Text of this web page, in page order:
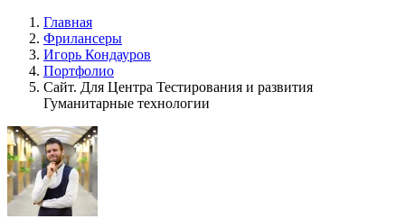
Главная
Фрилансеры
Игорь Кондауров
Портфолио
Сайт. Для Центра Тестирования и развития
Гуманитарные технологии